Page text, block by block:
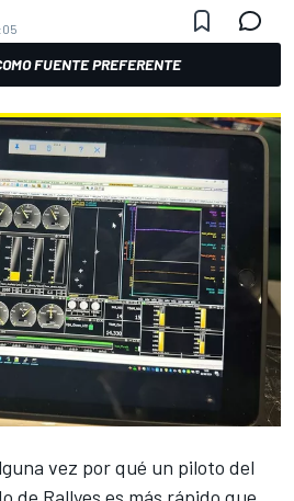
FUENTE PREFERENTE
vez por qué un piloto del